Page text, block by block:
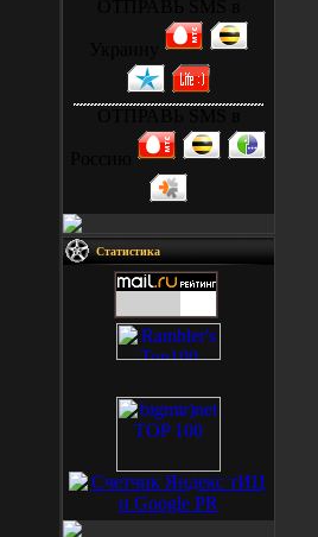
Статистика